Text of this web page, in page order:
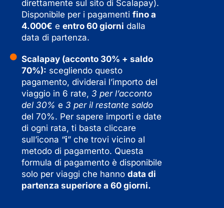
direttamente sul sito di Scalapay).
Disponibile per i pagamenti fino a
4.000€ e entro 60 giorni dalla
data di partenza.
Scalapay (acconto 30% + saldo
70%): scegliendo questo
pagamento, dividerai l’importo del
viaggio in 6 rate, 3 per l’acconto
del 30% e 3 per il restante saldo
del 70%. Per sapere importi e date
di ogni rata, ti basta cliccare
sull’icona “i” che trovi vicino al
metodo di pagamento. Questa
formula di pagamento è disponibile
solo per viaggi che hanno data di
partenza superiore a 60 giorni.